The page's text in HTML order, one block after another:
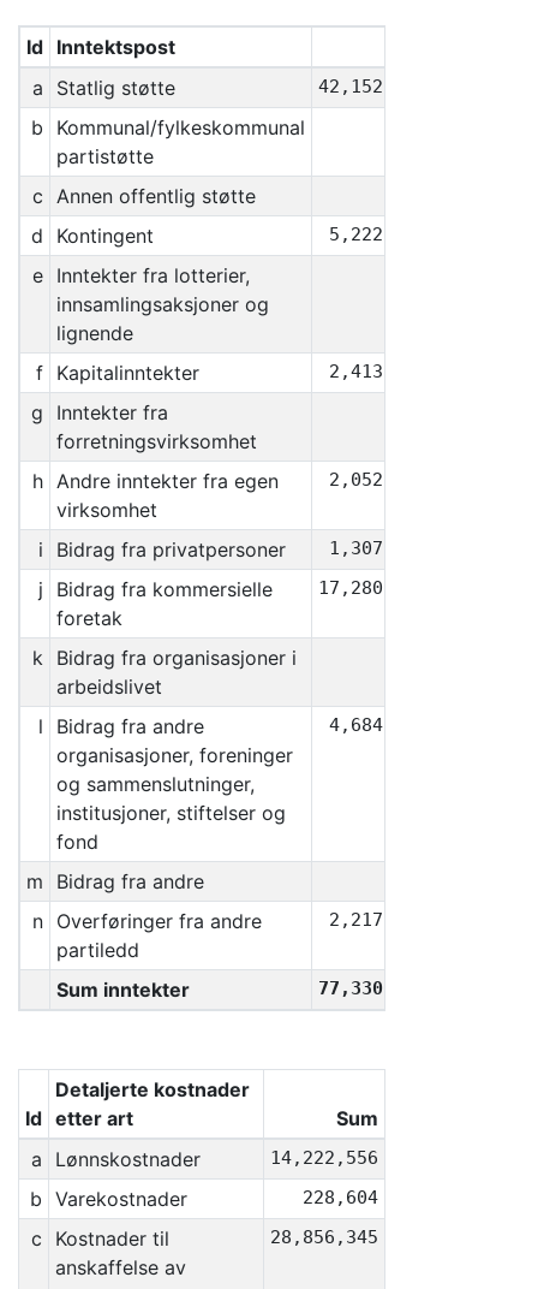
Id Inntektspost
a
Statlig støtte 42,152,590
b
Kommunal/fylkeskommunal
partistøtte
c Annen offentlig støtte
d Kontingent 5,222,360
e Inntekter fra lotterier,
innsamlingsaksjoner og
lignende
f Kapitalinntekter 2,413,501
g
Inntekter fra
forretningsvirksomhet
h Andre inntekter fra egen
virksomhet
2,052,221
i Bidrag fra privatpersoner 1,307,368
j
Bidrag fra kommersielle
foretak
17,280,000
k Bidrag fra organisasjoner i
arbeidslivet
l
Bidrag fra andre
organisasjoner, foreninger
og sammenslutninger,
institusjoner, stiftelser og
fond
4,684,138
m Bidrag fra andre
n Overføringer fra andre
partiledd
2,217,831
Sum inntekter 77,330,009
Id
Detaljerte kostnader
etter art
Sum
a
Lønnskostnader 14,222,556
b Varekostnader 228,604
c
Kostnader til
anskaffelse av
28,856,345